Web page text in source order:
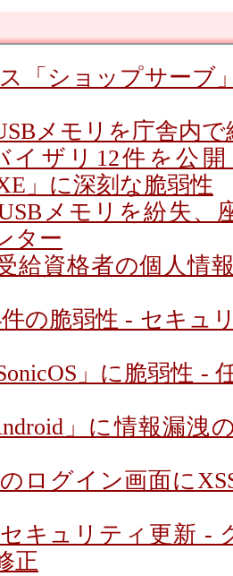
「ショップサーブ
メモリを庁舎内で
イザリ12件を公開
」に深刻な脆弱性
メモリを紛失、
ター
給資格者の個人情
件の脆弱性 - セキュ
」に脆弱性 -
」に情報漏洩
のログイン画面に
セキュリティ更新 -
正